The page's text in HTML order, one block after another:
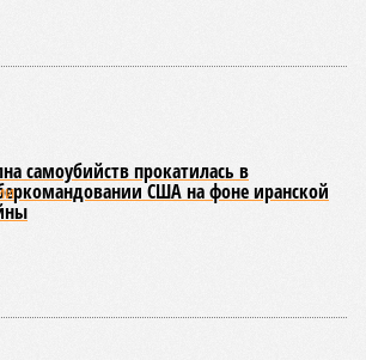
самоубийств прокатилась в
США на фоне иранской